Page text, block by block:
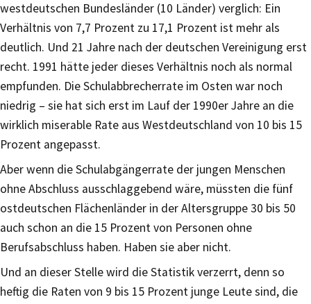
westdeutschen Bundesländer (10 Länder) verglich: Ein
Verhältnis von 7,7 Prozent zu 17,1 Prozent ist mehr als
deutlich. Und 21 Jahre nach der deutschen Vereinigung erst
recht. 1991 hätte jeder dieses Verhältnis noch als normal
empfunden. Die Schulabbrecherrate im Osten war noch
niedrig – sie hat sich erst im Lauf der 1990er Jahre an die
wirklich miserable Rate aus Westdeutschland von 10 bis 15
Prozent angepasst.
Aber wenn die Schulabgängerrate der jungen Menschen
ohne Abschluss ausschlaggebend wäre, müssten die fünf
ostdeutschen Flächenländer in der Altersgruppe 30 bis 50
auch schon an die 15 Prozent von Personen ohne
Berufsabschluss haben. Haben sie aber nicht.
Und an dieser Stelle wird die Statistik verzerrt, denn so
heftig die Raten von 9 bis 15 Prozent junge Leute sind, die